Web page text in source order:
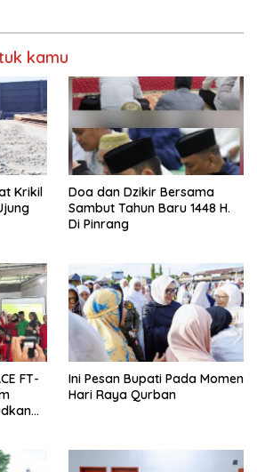
kamu
Krikil
Doa dan Dzikir Bersama
Sambut Tahun Baru 1448 H.
Di Pinrang
FT-
Ini Pesan Bupati Pada Momen
Hari Raya Qurban